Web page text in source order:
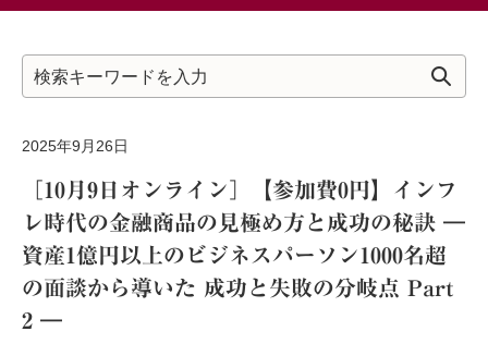
2025年9月26日
［10月9日オンライン］【参加費0円】インフ
レ時代の金融商品の見極め方と成功の秘訣 ―
資産1億円以上のビジネスパーソン1000名超
の面談から導いた 成功と失敗の分岐点 Part
2 ―